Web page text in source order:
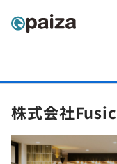
求人検索
インタビュー
未経験転職
求人検索
新卒就活
株式会社Fusic